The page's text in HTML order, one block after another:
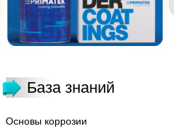
База знаний
Основы коррозии